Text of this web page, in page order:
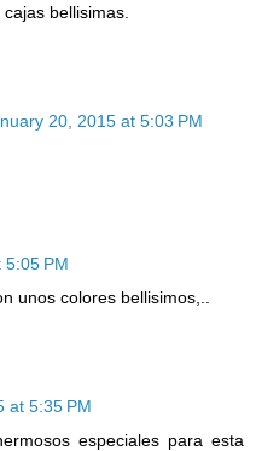
bellisimas.
20, 2015 at 5:03 PM
PM
unos colores bellisimos,..
at 5:35 PM
especiales para esta